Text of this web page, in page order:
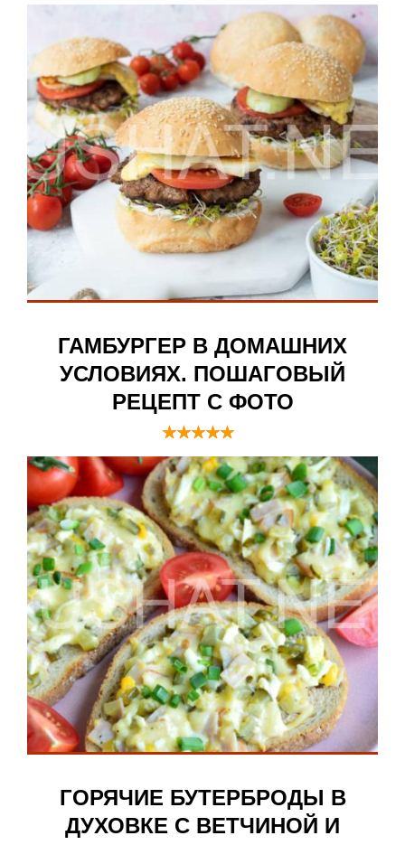
ГАМБУРГЕР В ДОМАШНИХ
УСЛОВИЯХ. ПОШАГОВЫЙ
РЕЦЕПТ С ФОТО
ГОРЯЧИЕ БУТЕРБРОДЫ В
ДУХОВКЕ С ВЕТЧИНОЙ И